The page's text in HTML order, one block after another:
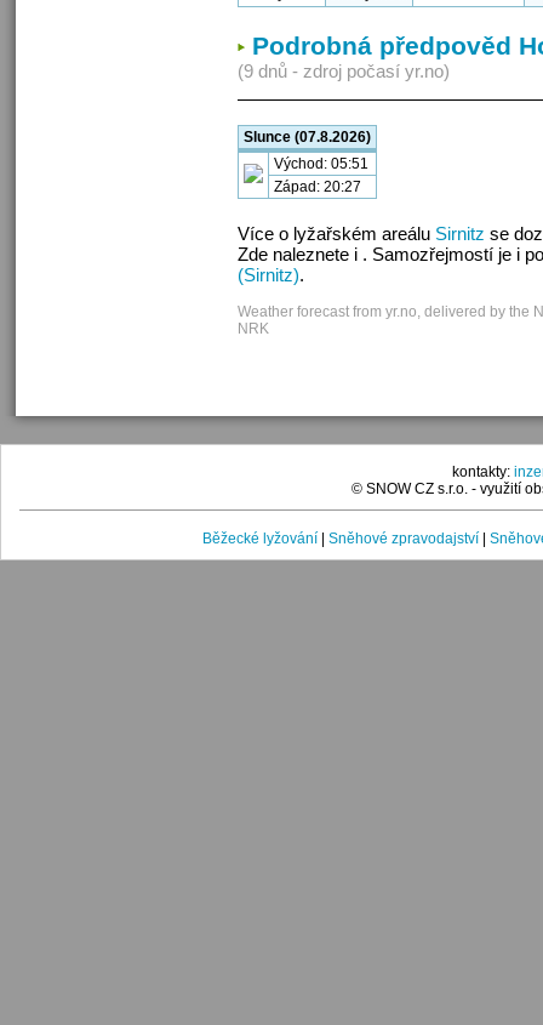
Podrobná předpověd
(9 dnů - zdroj počasí yr.no)
Slunce (07.8.2026)
Východ: 05:51
Západ: 20:27
Více o lyžařském areálu Sirnitz se
Zde naleznete i . Samozřejmostí je i
(Sirnitz).
Weather forecast from yr.no, delivered by the
NRK
kontakty:
© SNOW CZ s.r.o. - využití
Běžecké lyžování Sněhové zpravodajství